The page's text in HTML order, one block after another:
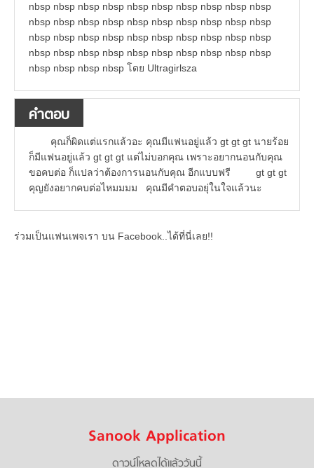
nbsp nbsp nbsp nbsp nbsp nbsp nbsp nbsp nbsp nbsp
nbsp nbsp nbsp nbsp nbsp nbsp nbsp nbsp nbsp nbsp
nbsp nbsp nbsp nbsp nbsp nbsp nbsp nbsp nbsp nbsp
nbsp nbsp nbsp nbsp nbsp nbsp nbsp nbsp nbsp nbsp
nbsp nbsp nbsp nbsp โดย Ultragirlsza
คำตอบ
คุณก็ผิดแต่แรกแล้วอะ คุณมีแฟนอยู่แล้ว gt gt gt นายร้อย
ก็มีแฟนอยู่แล้ว gt gt gt แต่ไม่บอกคุณ เพราะอยากนอนกับคุณ
ขอคบต่อ ก็แปลว่าต้องการนอนกับคุณ อีกแบบฟรี gt gt gt
คุญยังอยากคบต่อไหมมมม คุณมีคำตอบอยุ่ในใจแล้วนะ
ร่วมเป็นแฟนเพจเรา บน Facebook..ได้ที่นี่เลย!!
Sanook Application
ดาวน์โหลดได้แล้ววันนี้